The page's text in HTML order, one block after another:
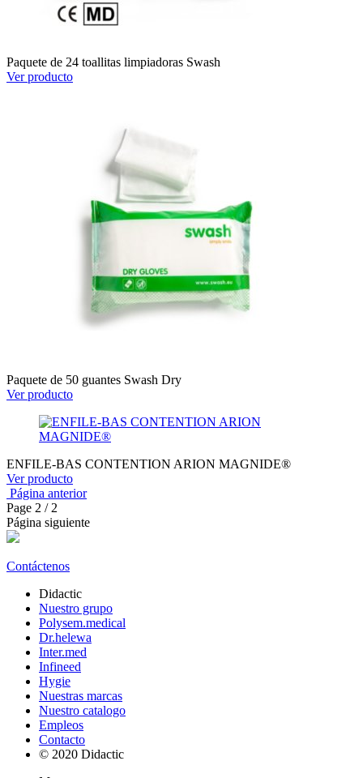
Paquete de 24 toallitas limpiadoras Swash
Ver producto
Paquete de 50 guantes Swash Dry
Ver producto
ENFILE-BAS CONTENTION ARION MAGNIDE®
Ver producto
Página anterior
Page 2 / 2
Página siguiente
Contáctenos
Didactic
Nuestro grupo
Polysem.medical
Dr.helewa
Inter.med
Infineed
Hygie
Nuestras marcas
Nuestro catalogo
Empleos
Contacto
© 2020 Didactic